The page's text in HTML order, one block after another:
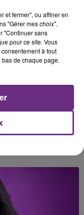
Time Of My Life
et fermer", ou affiner en
"Gérer mes choix".
"Continuer sans
pour ce site. Vous
à tout
de chaque page.